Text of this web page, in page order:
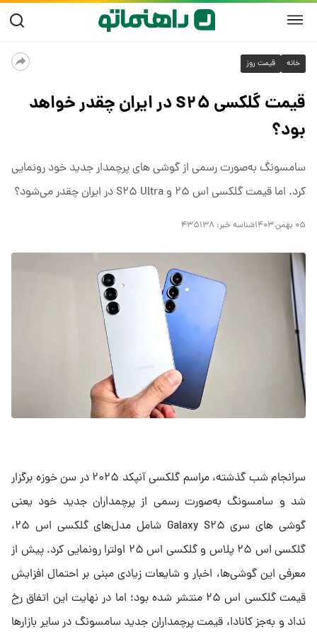
خانه قیمت روز
قیمت گلکسی S۲۵ در ایران چقدر خواهد
بود؟
سامسونگ به‌صورت رسمی از گوشی های پرچمدار جدید خود رونمایی
کرد. اما قیمت گلکسی اس ۲۵ و S۲۵ Ultra در ایران چقدر می‌شود؟
۰۵ بهمن ۱۴۰۳ شناسه خبر: ۴۳۵۱۳۸
سرانجام شب گذشته، مراسم گلکسی آنپکد ۲۰۲۵ در سن خوزه برگزار
شد و سامسونگ به‌صورت رسمی از پرچمداران جدید خود یعنی
گوشی های سری Galaxy S۲۵ شامل مدل‌های گلکسی اس ۲۵،
گلکسی اس ۲۵ پلاس و گلکسی اس ۲۵ اولترا رونمایی کرد. پیش از
معرفی این گوشی‌ها، اخبار و شایعات زیادی مبنی بر احتمال افزایش
قیمت گلکسی اس ۲۵ منتشر شده بود؛ اما در نهایت این اتفاق رخ
نداد و به‌جز کانادا، قیمت پرچمداران جدید سامسونگ در سایر بازارها